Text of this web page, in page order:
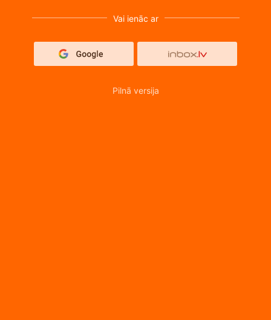
Vai ienāc ar
Pilnā versija